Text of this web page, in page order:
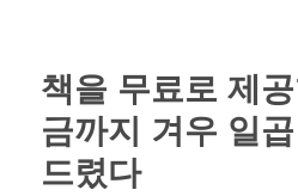
레
엄
책을 무료로 제
금까지 겨우 일
드렸다